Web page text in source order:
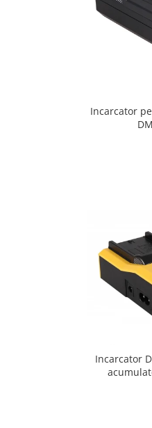
Incarcator
Incarcator